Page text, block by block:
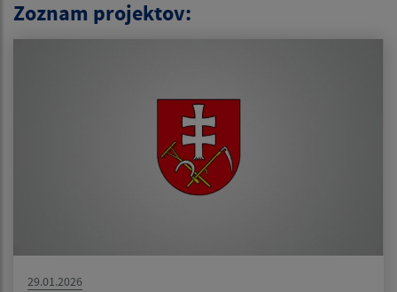
Zoznam projektov:
29.01.2026